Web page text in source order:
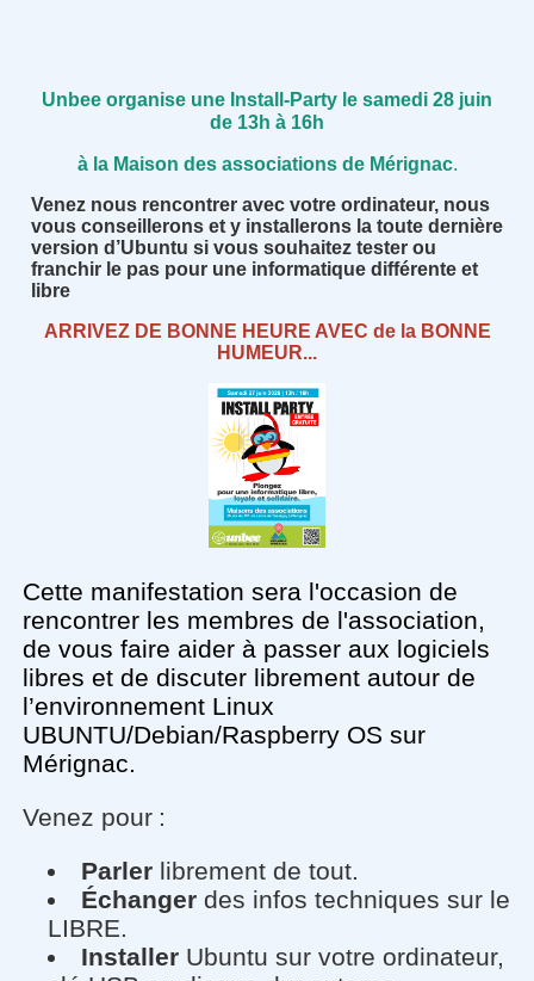
Unbee organise une Install-Party le samedi 28 juin
de 13h à 16h
à la Maison des associations de Mérignac.
Venez nous rencontrer avec votre ordinateur, nous
vous conseillerons et y installerons la toute dernière
version d’Ubuntu si vous souhaitez tester ou
franchir le pas pour une informatique différente et
libre
ARRIVEZ DE BONNE HEURE AVEC de la BONNE
HUMEUR...
Cette manifestation sera l'occasion de
rencontrer les membres de l'association,
de vous faire aider à passer aux logiciels
libres et de discuter librement autour de
l’environnement Linux
UBUNTU/Debian/Raspberry OS sur
Mérignac.
Venez pour :
Parler librement de tout.
Échanger des infos techniques sur le
LIBRE.
Installer Ubuntu sur votre ordinateur,